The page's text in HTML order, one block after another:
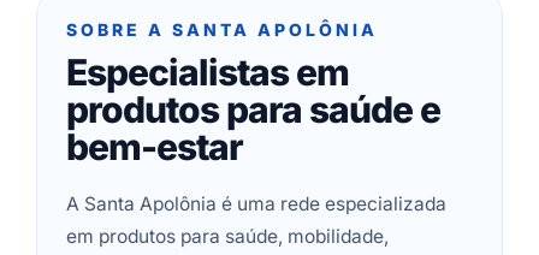
SOBRE A SANTA APOLÔNIA
Especialistas em
produtos para saúde e
bem-estar
A Santa Apolônia é uma rede especializada
em produtos para saúde, mobilidade,